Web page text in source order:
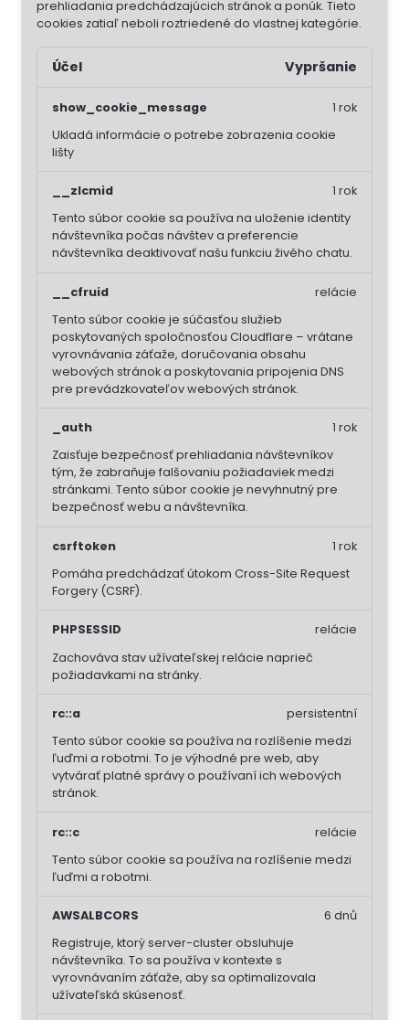
prehliadania predchádzajúcich stránok a ponúk. Tieto
cookies zatiaľ neboli roztriedené do vlastnej kategórie.
Účel Vypršanie
show_cookie_message
Ukladá informácie o potrebe zobrazenia cookie
lišty
1 rok
__zlcmid
Tento súbor cookie sa používa na uloženie identity
návštevníka počas návštev a preferencie
návštevníka deaktivovať našu funkciu živého chatu.
1 rok
__cfruid
Tento súbor cookie je súčasťou služieb
poskytovaných spoločnosťou Cloudflare – vrátane
vyrovnávania záťaže, doručovania obsahu
webových stránok a poskytovania pripojenia DNS
pre prevádzkovateľov webových stránok.
relácie
_auth
Zaisťuje bezpečnosť prehliadania návštevníkov
tým, že zabraňuje falšovaniu požiadaviek medzi
stránkami. Tento súbor cookie je nevyhnutný pre
bezpečnosť webu a návštevníka.
1 rok
csrftoken
Pomáha predchádzať útokom Cross-Site Request
Forgery (CSRF).
1 rok
PHPSESSID
Zachováva stav užívateľskej relácie naprieč
požiadavkami na stránky.
relácie
rc::a
Tento súbor cookie sa používa na rozlíšenie medzi
ľuďmi a robotmi. To je výhodné pre web, aby
vytvárať platné správy o používaní ich webových
stránok.
persistentní
rc::c
Tento súbor cookie sa používa na rozlíšenie medzi
ľuďmi a robotmi.
relácie
AWSALBCORS
Registruje, ktorý server-cluster obsluhuje
návštevníka. To sa používa v kontexte s
vyrovnávaním záťaže, aby sa optimalizovala
užívateľská skúsenosť.
6 dnů